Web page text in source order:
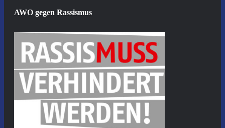
AWO gegen Rassismus